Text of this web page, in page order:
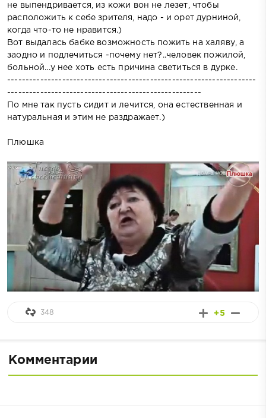
не выпендривается, из кожи вон не лезет, чтобы
расположить к себе зрителя, надо - и орет дурниной,
когда что-то не нравится.)
Вот выдалась бабке возможность пожить на халяву, а
заодно и подлечиться -почему нет?..человек пожилой,
больной...у нее хоть есть причина светиться в дурке.
--------------------------------------------------------------------
-----------------------------------------------------
По мне так пусть сидит и лечится, она естественная и
натуральная и этим не раздражает.)
Плюшка
+5
348
Комментарии